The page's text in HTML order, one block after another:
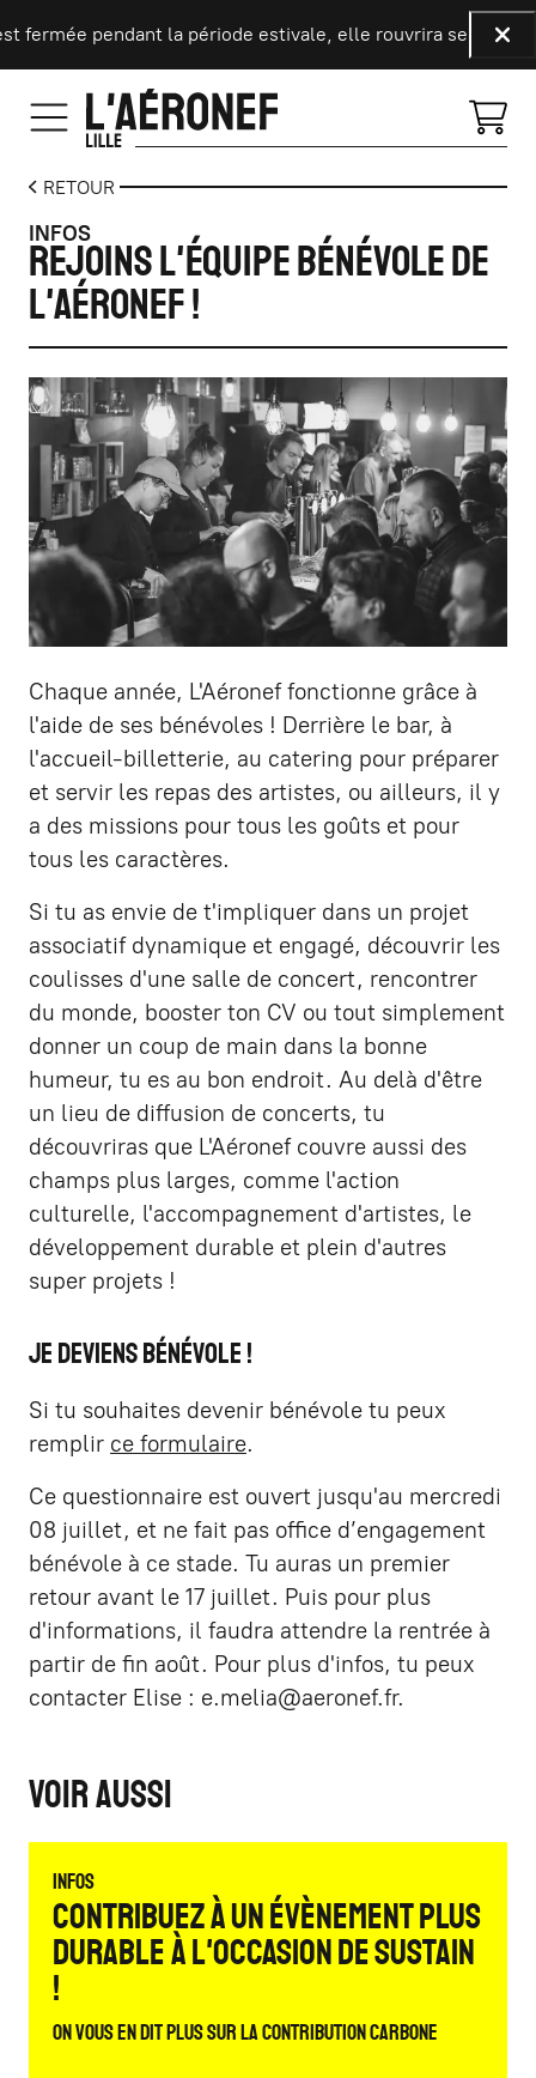
pendant la période estivale, elle rouvrira ses
RETOUR
INFOS
Rejoins l'équipe bénévole de
L'Aéronef !
Chaque année, L'Aéronef fonctionne grâce à
l'aide de ses bénévoles ! Derrière le bar, à
l'accueil-billetterie, au catering pour préparer
et servir les repas des artistes, ou ailleurs, il y
a des missions pour tous les goûts et pour
tous les caractères.
Si tu as envie de t'impliquer dans un projet
associatif dynamique et engagé, découvrir les
coulisses d'une salle de concert, rencontrer
du monde, booster ton CV ou tout simplement
donner un coup de main dans la bonne
humeur, tu es au bon endroit. Au delà d'être
un lieu de diffusion de concerts, tu
découvriras que L'Aéronef couvre aussi des
champs plus larges, comme l'action
culturelle, l'accompagnement d'artistes, le
développement durable et plein d'autres
super projets !
Je deviens bénévole !
Si tu souhaites devenir bénévole tu peux
remplir ce formulaire.
Ce questionnaire est ouvert jusqu'au mercredi
08 juillet, et ne fait pas office d’engagement
bénévole à ce stade. Tu auras un premier
retour avant le 17 juillet. Puis pour plus
d'informations, il faudra attendre la rentrée à
partir de fin août. Pour plus d'infos, tu peux
contacter Elise : e.melia@aeronef.fr.
Voir aussi
Infos
Contribuez à un évènement plus
durable à l'occasion de Sustain
!
On vous en dit plus sur la contribution carbone